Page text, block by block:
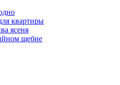
квартиры
ясеня
щебне